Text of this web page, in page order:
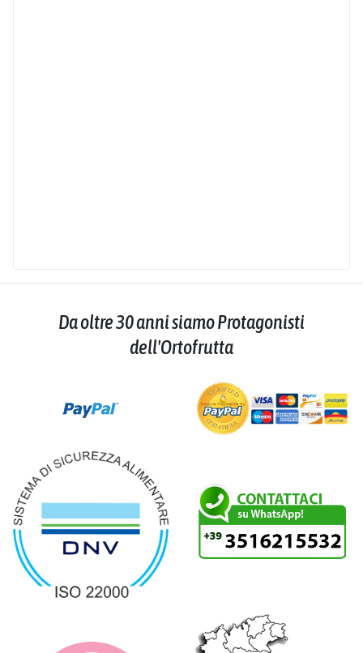
Da oltre 30 anni siamo Protagonisti
dell'Ortofrutta